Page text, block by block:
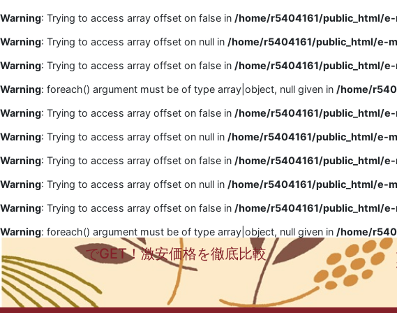
Warning: Trying to access array offset on false in /home/r5404161/public_html/
Warning: Trying to access array offset on null in /home/r5404161/public_html/e-
Warning: Trying to access array offset on false in /home/r5404161/public_html/
Warning: foreach() argument must be of type array|object, null given in /home/
Warning: Trying to access array offset on false in /home/r5404161/public_html/
Warning: Trying to access array offset on null in /home/r5404161/public_html/e-
Warning: Trying to access array offset on false in /home/r5404161/public_html/
Warning: Trying to access array offset on null in /home/r5404161/public_html/e-
Warning: Trying to access array offset on false in /home/r5404161/public_html/
Warning: foreach() argument must be of type array|object, null given in /home/
でGET！激安価格を徹底比較